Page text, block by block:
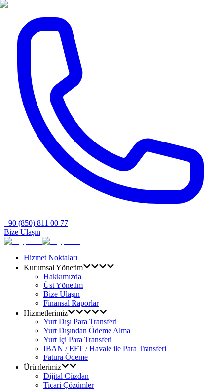
+90 (850) 811 00 77
Bize Ulaşın
Hizmet Noktaları
Kurumsal Yönetim
Hakkımızda
Üst Yönetim
Bize Ulaşın
Finansal Raporlar
Hizmetlerimiz
Yurt Dışı Para Transferi
Yurt Dışından Ödeme Alma
Yurt İçi Para Transferi
IBAN / EFT / Havale ile Para Transferi
Fatura Ödeme
Ürünlerimiz
Dijital Cüzdan
Ticari Çözümler